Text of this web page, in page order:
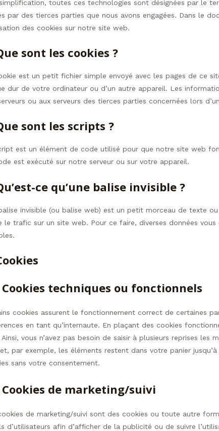
toutes ces technologies sont désignées par le
par des tierces parties que nous avons engagées. Dans le
des cookies sur notre site web.
sont les cookies ?
est un petit fichier simple envoyé avec les pages de ce
dur de votre ordinateur ou d’un autre appareil. Les
ou aux serveurs des tierces parties concernées lors
sont les scripts ?
est un élément de code utilisé pour que notre site web
est exécuté sur notre serveur ou sur votre appareil.
ce qu’une balise invisible ?
invisible (ou balise web) est un petit morceau de texte
le trafic sur un site web. Pour ce faire, diverses données
Cookies techniques ou fonctionnels
cookies assurent le fonctionnement correct de certaines
en tant qu’internaute. En plaçant des cookies
vous n’avez pas besoin de saisir à plusieurs reprises
par exemple, les éléments restent dans votre panier
sans votre consentement.
Cookies de marketing/suivi
de marketing/suivi sont des cookies ou toute autre
d’utilisateurs afin d’afficher de la publicité ou de suivre